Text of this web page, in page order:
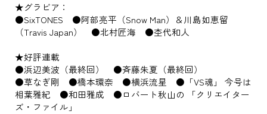
★グラビア：
●SixTONES ●阿部亮平（Snow Man）＆川島如恵留
（Travis Japan） ●北村匠海 ●杢代和人
★好評連載
●浜辺美波（最終回） ●斉藤朱夏（最終回）
●草なぎ剛 ●橋本環奈 ●横浜流星 ●「VS魂」 今号は
相葉雅紀 ●和田雅成 ●ロバート秋山の 「クリエイター
ズ・ファイル」